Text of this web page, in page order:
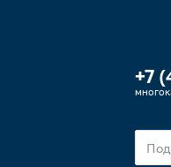
+7